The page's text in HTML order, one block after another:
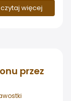
dołączył
wariant w
czytaj więcej
przez